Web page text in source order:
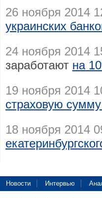
26 ноября 2014
украинских
24 ноября 2014
заработают на
19 ноября 2014
страховую
18 ноября 2014
Новости Интервью